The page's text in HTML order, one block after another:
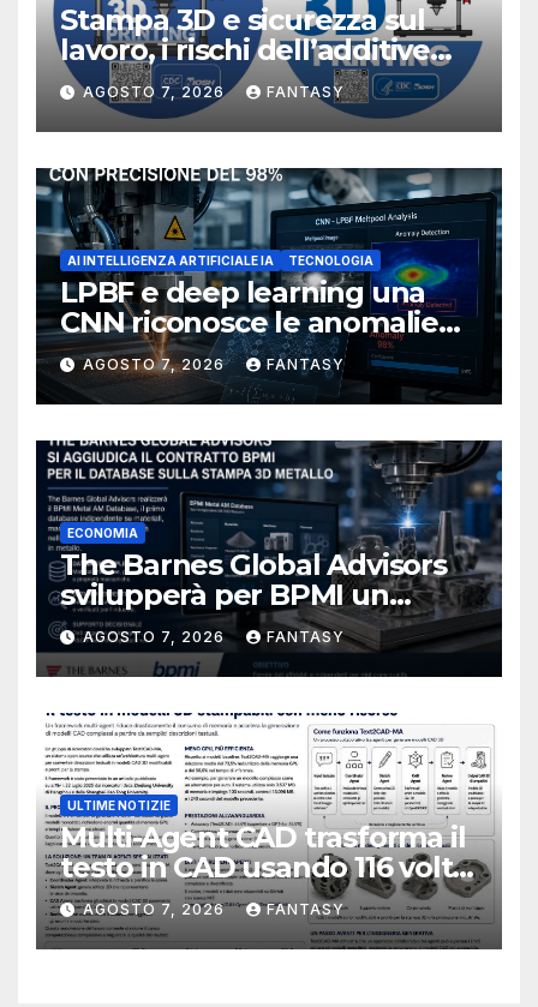
Stampa 3D e sicurezza sul
lavoro, i rischi dell’additive
manufacturing secondo
NIOSH
AGOSTO 7, 2026 FANTASY
AI INTELLIGENZA ARTIFICIALE IA TECNOLOGIA
LPBF e deep learning una
CNN riconosce le anomalie
del bagno di fusione
AGOSTO 7, 2026 FANTASY
ECONOMIA
The Barnes Global Advisors
svilupperà per BPMI un
database per la stampa 3D
metallica destinata alla filiera
navale statunitense
AGOSTO 7, 2026 FANTASY
ULTIME NOTIZIE
Multi-Agent CAD trasforma il
testo in CAD usando 116 volte
meno token
AGOSTO 7, 2026 FANTASY